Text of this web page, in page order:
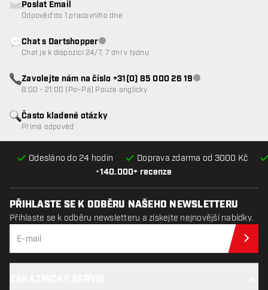
•140.000+ recenze
Odesláno do 24 hodin Doprava zdarma od 3000 Kč
Často kladené otázky
Přímá odpověď
Poslat Email
Odpověď do 1 pracovního dne
Chat s DartshopperZákaznický servis nedostupný
Chat je k dispozici 24/7, 7 dní v týdnu
Zavolejte nám na číslo +31(0) 85 000 26 19Zákaznický servis
8:00 - 21:00 (Po–Pá) Pouze anglicky
PŘIHLASTE SE K ODBĚRU NAŠEHO NEWSLETTERU
Přihlaste se k odběru newsletteru a získejte nejnovější nabídky.